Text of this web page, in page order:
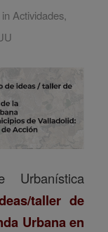
in Actividades,
Urbanística
taller de
Urbana en